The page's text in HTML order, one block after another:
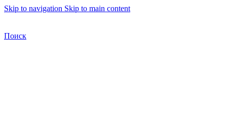
Skip to navigation Skip to main content
Поиск